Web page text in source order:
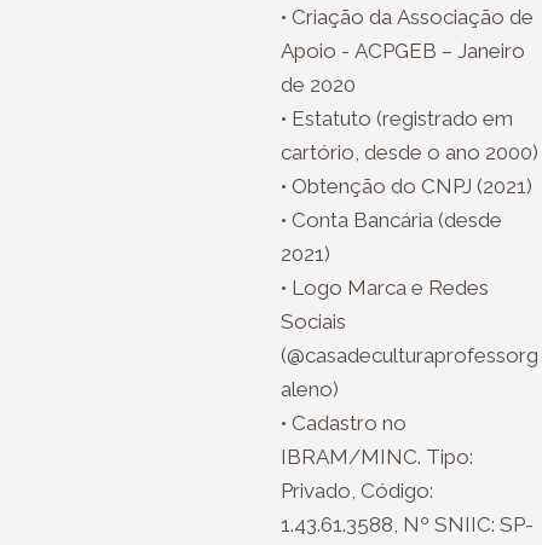
• Criação da Associação de
Apoio - ACPGEB – Janeiro
de 2020
• Estatuto (registrado em
cartório, desde o ano 2000)
• Obtenção do CNPJ (2021)
• Conta Bancária (desde
2021)
• Logo Marca e Redes
Sociais
(@casadeculturaprofessorg
aleno)
• Cadastro no
IBRAM/MINC. Tipo:
Privado, Código:
1.43.61.3588, Nº SNIIC: SP-